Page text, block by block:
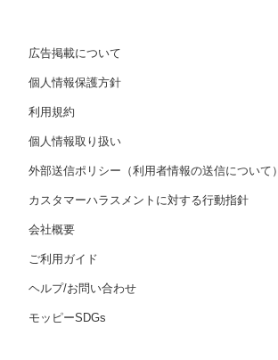
広告掲載について
個人情報保護方針
利用規約
個人情報取り扱い
外部送信ポリシー（利用者情報の送信について）
カスタマーハラスメントに対する行動指針
会社概要
ご利用ガイド
ヘルプ/お問い合わせ
モッピーSDGs